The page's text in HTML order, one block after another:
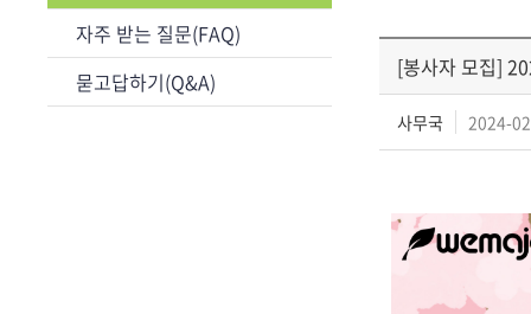
자주 받는 질문(FAQ)
묻고답하기(Q&A)
[봉사자 모집]
사무국 2024-